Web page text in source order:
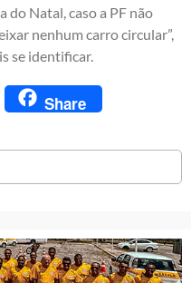
do Natal, caso a PF não
nenhum carro circular”,
se identificar.
PrintFriendly
Share